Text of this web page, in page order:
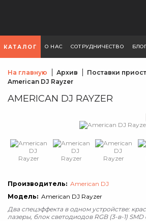
КАТАЛОГ О НАС СОТРУДНИЧЕСТВО
На главную Архив
Поставки
American DJ Rayzer
AMERICAN DJ RAYZER
Производитель: American DJ
Модель: American DJ Rayzer
Два спецэффекта в одном устройстве:
лазеры, блок светодиодов RGB (3-в-1) SMD